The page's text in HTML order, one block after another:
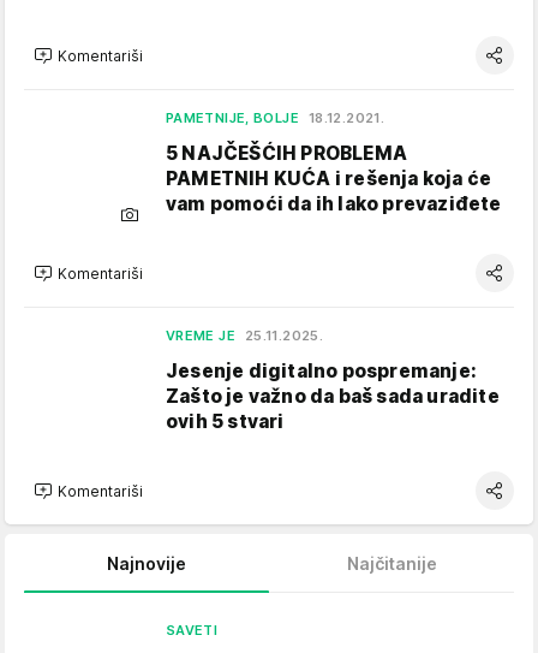
Komentariši
PAMETNIJE, BOLJE 18.12.2021.
5 NAJČEŠĆIH PROBLEMA
PAMETNIH KUĆA i rešenja koja će
vam pomoći da ih lako prevaziđete
Komentariši
VREME JE 25.11.2025.
Jesenje digitalno pospremanje:
Zašto je važno da baš sada uradite
ovih 5 stvari
Komentariši
Najnovije Najčitanije
SAVETI